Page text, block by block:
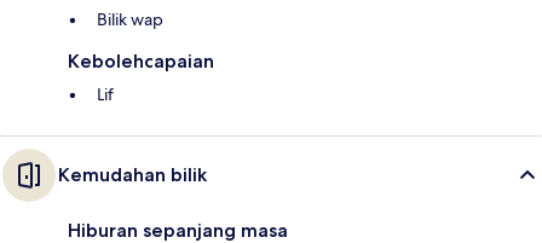
Bilik wap
Kebolehcapaian
Lif
Kemudahan bilik
Hiburan sepanjang masa